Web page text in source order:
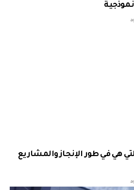
نموذجية
هي في طور الإنجاز والمشاريع